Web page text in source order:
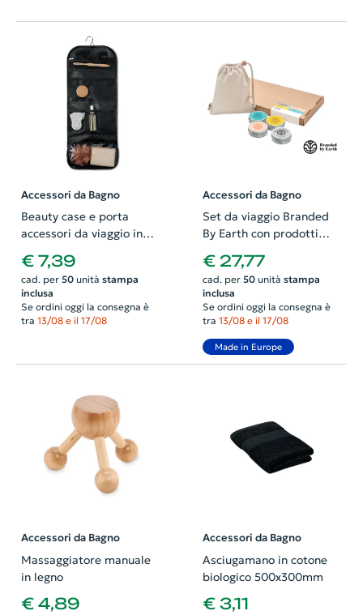
Accessori da Bagno
Beauty case e porta
accessori da viaggio in
€ 7,39
cad. per 50unità stampa
inclusa
Se ordini oggi la consegna è
tra 13/08 e il 17/08
Accessori da Bagno
Set da viaggio Branded
By Earth con prodotti
capelli in astuccio di
cotone bio
€ 27,77
cad. per 50unità stampa
inclusa
Se ordini oggi la consegna è
tra 13/08 e il 17/08
Made in Europe
Accessori da Bagno
Massaggiatore manuale
in legno
€ 4,89
Accessori da Bagno
Asciugamano in cotone
biologico 500x300mm
€ 3,11